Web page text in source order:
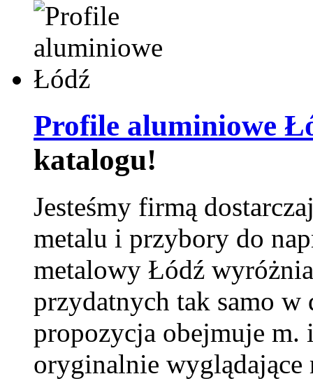
Profile aluminiowe
katalogu!
Jesteśmy firmą
metalu i przybory do
metalowy Łódź
przydatnych tak samo w
propozycja obejmuje m.
oryginalnie wyglądające